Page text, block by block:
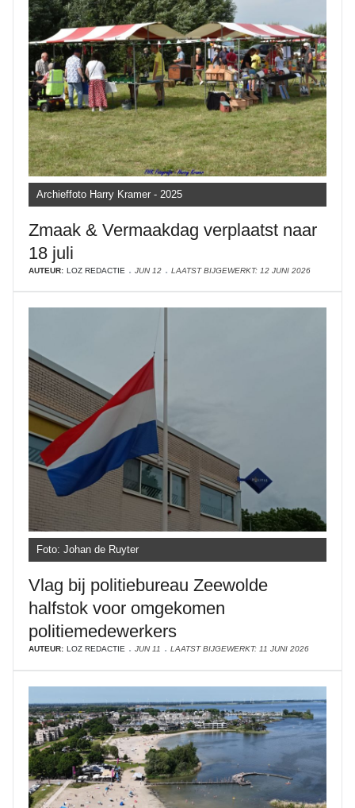
Archieffoto Harry Kramer - 2025
Zmaak & Vermaakdag verplaatst naar
18 juli
AUTEUR: LOZ REDACTIE JUN 12 LAATST BIJGEWERKT: 12 JUNI 2026
Foto: Johan de Ruyter
Vlag bij politiebureau Zeewolde
halfstok voor omgekomen
politiemedewerkers
AUTEUR: LOZ REDACTIE JUN 11 LAATST BIJGEWERKT: 11 JUNI 2026